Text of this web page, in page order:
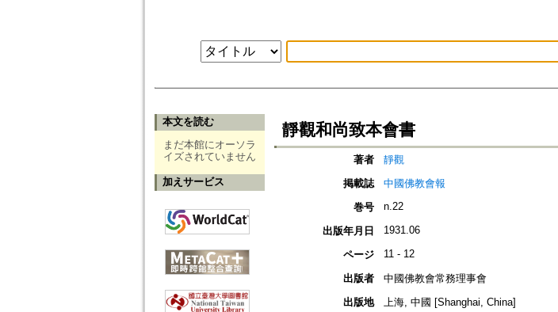
本文を読む
まだ本館にオーソラ
イズされていません
加えサービス
靜觀和尚致本會書
著者
靜觀
掲載誌
中國佛教會報
巻号
n.22
出版年月日 1931.06
ページ 11 - 12
出版者
中國佛教會常務理事會
出版地
上海, 中國 [Shanghai, China]